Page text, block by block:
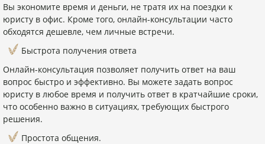
Вы экономите время и деньги, не тратя их на поездки к
юристу в офис. Кроме того, онлайн-консультации часто
обходятся дешевле, чем личные встречи.
Быстрота получения ответа
Онлайн-консультация позволяет получить ответ на ваш
вопрос быстро и эффективно. Вы можете задать вопрос
юристу в любое время и получить ответ в кратчайшие сроки,
что особенно важно в ситуациях, требующих быстрого
решения.
Простота общения.